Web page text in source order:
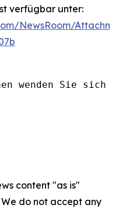
verfügbar unter:
NewsRoom/
wenden Sie sich
content "as is"
do not accept any